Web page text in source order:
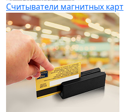
Считыватели магнитных карт